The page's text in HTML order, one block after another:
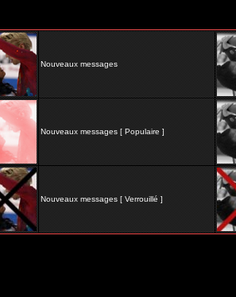
Nouveaux messages
Nouveaux messages [ Populaire ]
Nouveaux messages [ Verrouillé ]